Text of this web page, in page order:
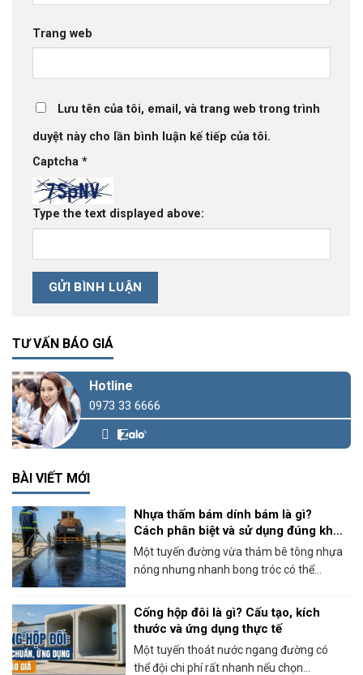
Trang web
Lưu tên của tôi, email, và trang web trong trình
duyệt này cho lần bình luận kế tiếp của tôi.
Captcha *
Type the text displayed above:
TƯ VẤN BÁO GIÁ
Hotline
0973 33 6666
BÀI VIẾT MỚI
Nhựa thấm bám dính bám là gì?
Cách phân biệt và sử dụng đúng khi
thi công bê tông nhựa
Một tuyến đường vừa thảm bê tông nhựa
nóng nhưng nhanh bong tróc có thể...
Cống hộp đôi là gì? Cấu tạo, kích
thước và ứng dụng thực tế
Một tuyến thoát nước ngang đường có
thể đội chi phí rất nhanh nếu chọn...